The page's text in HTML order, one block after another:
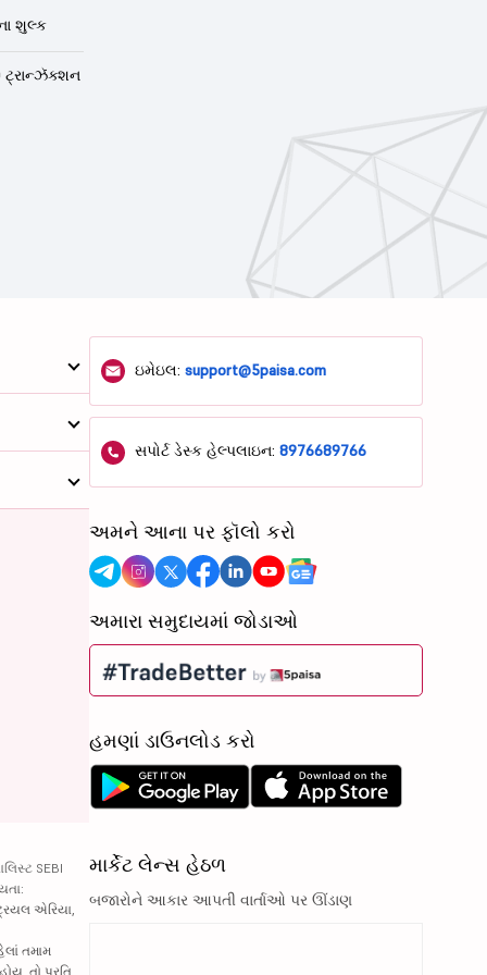
શુલ્ક
SEBI
એરિયા,
તમામ
તો પ્રતિ
ઇમેઇલ:support@5paisa.com
સપોર્ટ ડેસ્ક હેલ્પલાઇન:8976689766
અમને આના પર ફૉલો કરો
અમારા સમુદાયમાં જોડાઓ
હમણાં ડાઉનલોડ કરો
માર્કેટ લેન્સ હેઠળ
બજારોને આકાર આપતી વાર્તાઓ પર ઊંડાણ